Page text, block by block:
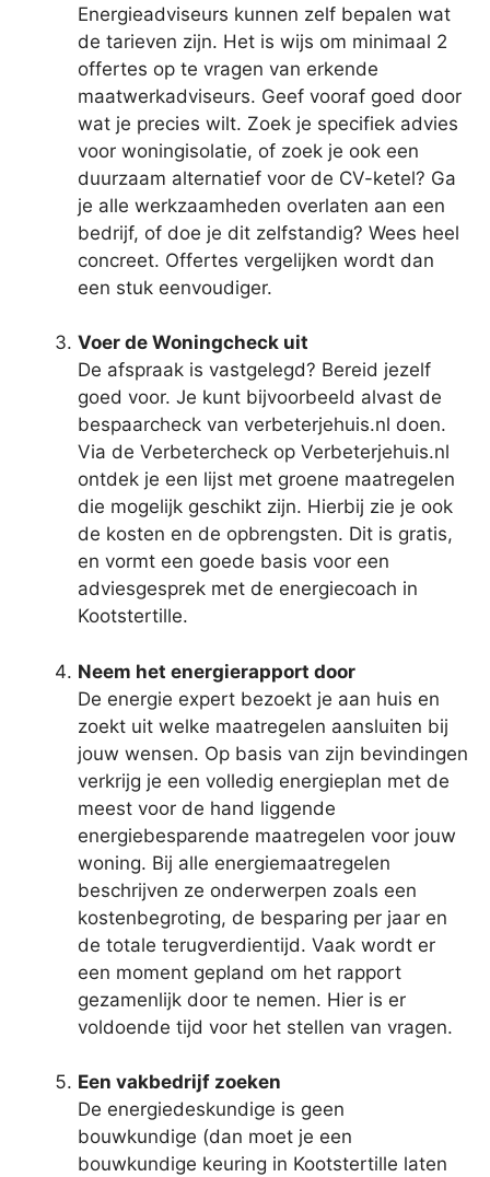
Energieadviseurs kunnen zelf bepalen wat
de tarieven zijn. Het is wijs om minimaal 2
offertes op te vragen van erkende
maatwerkadviseurs. Geef vooraf goed door
wat je precies wilt. Zoek je specifiek advies
voor woningisolatie, of zoek je ook een
duurzaam alternatief voor de CV-ketel? Ga
je alle werkzaamheden overlaten aan een
bedrijf, of doe je dit zelfstandig? Wees heel
concreet. Offertes vergelijken wordt dan
een stuk eenvoudiger.
Voer de Woningcheck uit
De afspraak is vastgelegd? Bereid jezelf
goed voor. Je kunt bijvoorbeeld alvast de
bespaarcheck van verbeterjehuis.nl doen.
Via de Verbetercheck op Verbeterjehuis.nl
ontdek je een lijst met groene maatregelen
die mogelijk geschikt zijn. Hierbij zie je ook
de kosten en de opbrengsten. Dit is gratis,
en vormt een goede basis voor een
adviesgesprek met de energiecoach in
Kootstertille.
Neem het energierapport door
De energie expert bezoekt je aan huis en
zoekt uit welke maatregelen aansluiten bij
jouw wensen. Op basis van zijn bevindingen
verkrijg je een volledig energieplan met de
meest voor de hand liggende
energiebesparende maatregelen voor jouw
woning. Bij alle energiemaatregelen
beschrijven ze onderwerpen zoals een
kostenbegroting, de besparing per jaar en
de totale terugverdientijd. Vaak wordt er
een moment gepland om het rapport
gezamenlijk door te nemen. Hier is er
voldoende tijd voor het stellen van vragen.
Een vakbedrijf zoeken
De energiedeskundige is geen
bouwkundige (dan moet je een
bouwkundige keuring in Kootstertille laten